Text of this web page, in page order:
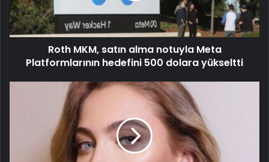
Roth MKM, satın alma notuyla Meta
Platformlarının hedefini 500 dolara yükseltti